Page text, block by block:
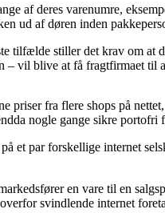
af deres varenumre,
ud af døren inden
tilfælde stiller det krav om at
vil blive at få fragtfirmaet til
priser fra flere shops på
nogle gange sikre portofri
et par forskellige internet
en vare til en
svindlende internet